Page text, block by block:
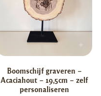
Boomschijf graveren –
Acaciahout – 19,5cm – zelf
personaliseren